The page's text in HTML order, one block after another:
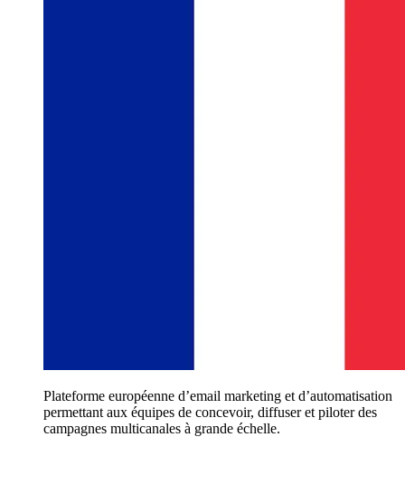
Plateforme européenne d’email marketing et d’automatisation
permettant aux équipes de concevoir, diffuser et piloter des
campagnes multicanales à grande échelle.